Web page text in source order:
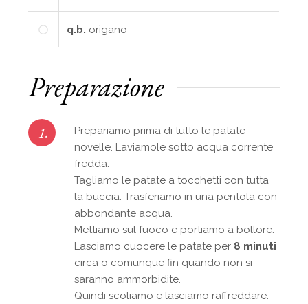
q.b. origano
Preparazione
1.
Prepariamo prima di tutto le patate
novelle. Laviamole sotto acqua corrente
fredda.
Tagliamo le patate a tocchetti con tutta
la buccia. Trasferiamo in una pentola con
abbondante acqua.
Mettiamo sul fuoco e portiamo a bollore.
Lasciamo cuocere le patate per 8 minuti
circa o comunque fin quando non si
saranno ammorbidite.
Quindi scoliamo e lasciamo raffreddare.